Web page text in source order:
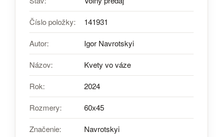
Číslo položky: 141931
Autor: Igor Navrotskyi
Názov: Kvety vo váze
Rok: 2024
Rozmery: 60х45
Značenie: Navrotskyi